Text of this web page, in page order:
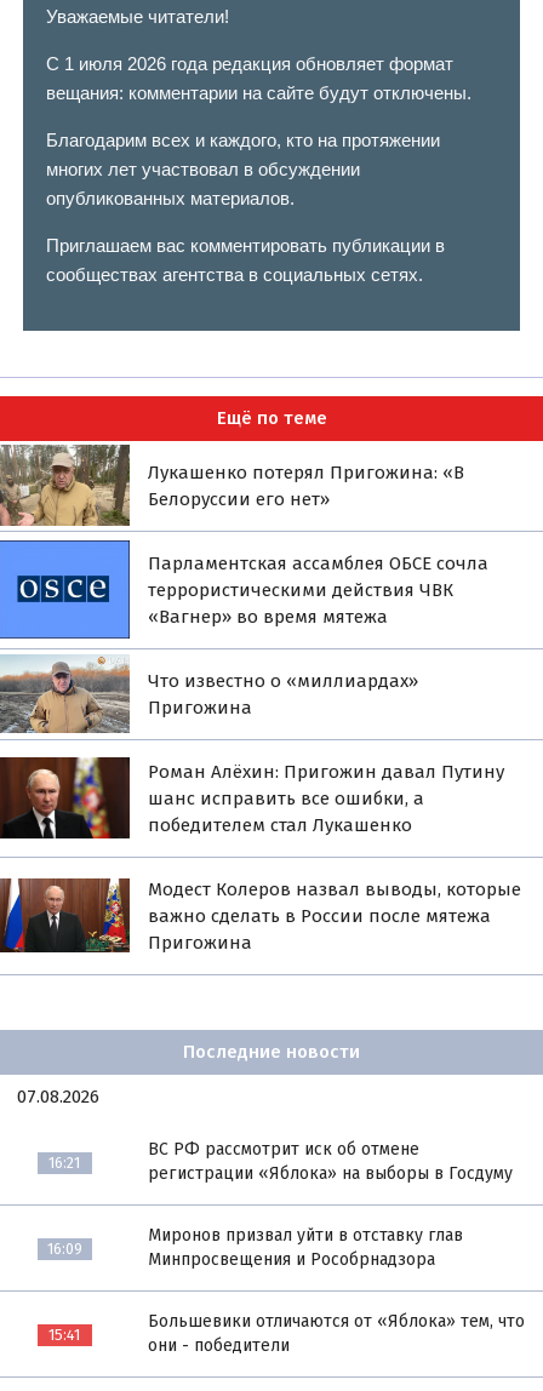
Уважаемые читатели!
С 1 июля 2026 года редакция обновляет формат
вещания: комментарии на сайте будут отключены.
Благодарим всех и каждого, кто на протяжении
многих лет участвовал в обсуждении
опубликованных материалов.
Приглашаем вас комментировать публикации в
сообществах агентства в социальных сетях.
Ещё по теме
Лукашенко потерял Пригожина: «В
Белоруссии его нет»
Парламентская ассамблея ОБСЕ сочла
террористическими действия ЧВК
«Вагнер» во время мятежа
Что известно о «миллиардах»
Пригожина
Роман Алёхин: Пригожин давал Путину
шанс исправить все ошибки, а
победителем стал Лукашенко
Модест Колеров назвал выводы, которые
важно сделать в России после мятежа
Пригожина
Последние новости
07.08.2026
16:21
ВС РФ рассмотрит иск об отмене
регистрации «Яблока» на выборы в Госдуму
16:09
Миронов призвал уйти в отставку глав
Минпросвещения и Рособрнадзора
15:41
Большевики отличаются от «Яблока» тем, что
они - победители